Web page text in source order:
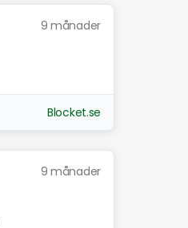
9 månader
Blocket.se
9 månader